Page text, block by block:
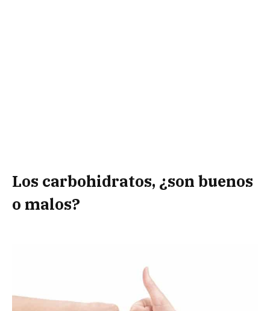
Los carbohidratos, ¿son buenos
o malos?